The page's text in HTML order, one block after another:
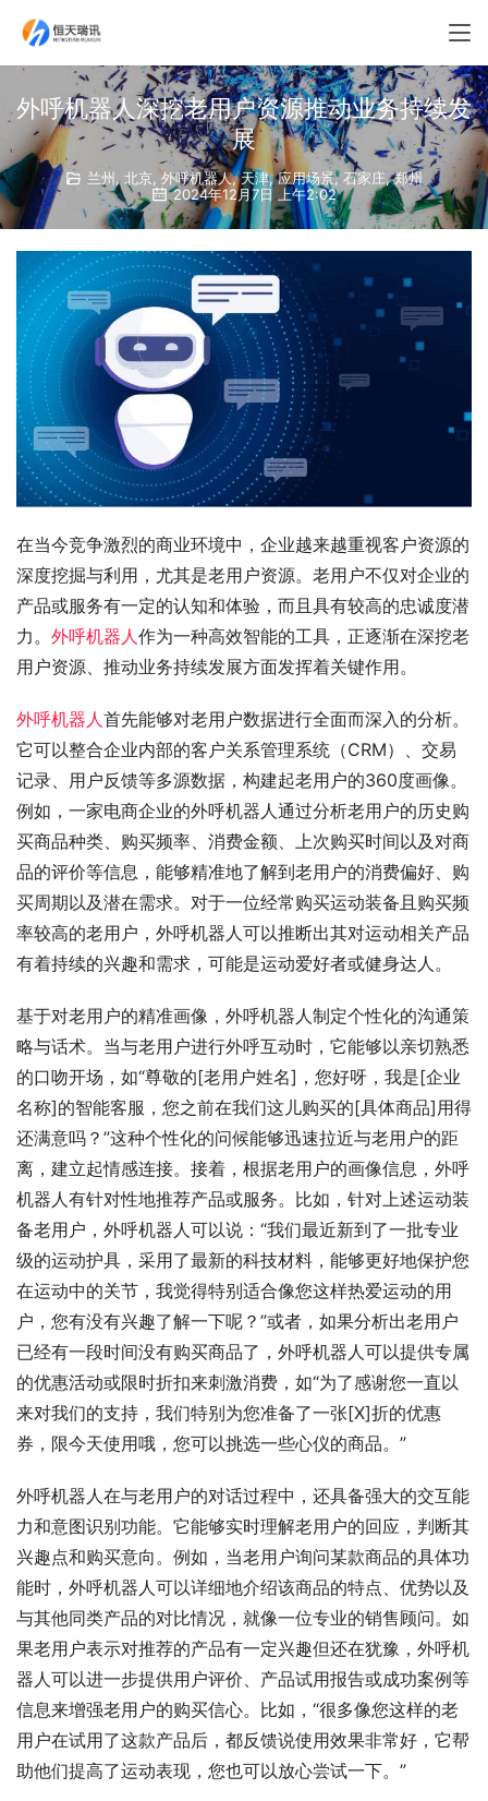
外呼机器人深挖老用户资源推动业务持续发
展
兰州 ,北京 ,外呼机器人,天津,应用场景,石家庄,郑州
2024年12月7日 上午2:02
在当今竞争激烈的商业环境中，企业越来越重视客户资源的
深度挖掘与利用，尤其是老用户资源。老用户不仅对企业的
产品或服务有一定的认知和体验，而且具有较高的忠诚度潜
力。 外呼机器人作为一种高效智能的工具，正逐渐在深挖老
用户资源、推动业务持续发展方面发挥着关键作用。
外呼机器人首先能够对老用户数据进行全面而深入的分析。
它可以整合企业内部的客户关系管理系统（CRM）、交易
记录、用户反馈等多源数据，构建起老用户的360度画像。
例如，一家电商企业的外呼机器人通过分析老用户的历史购
买商品种类、购买频率、消费金额、上次购买时间以及对商
品的评价等信息，能够精准地了解到老用户的消费偏好、购
买周期以及潜在需求。对于一位经常购买运动装备且购买频
率较高的老用户，外呼机器人可以推断出其对运动相关产品
有着持续的兴趣和需求，可能是运动爱好者或健身达人。
基于对老用户的精准画像，外呼机器人制定个性化的沟通策
略与话术。当与老用户进行外呼互动时，它能够以亲切熟悉
的口吻开场，如“尊敬的[老用户姓名]，您好呀，我是[企业
名称]的智能客服，您之前在我们这儿购买的[具体商品]用得
还满意吗？”这种个性化的问候能够迅速拉近与老用户的距
离，建立起情感连接。接着，根据老用户的画像信息，外呼
机器人有针对性地推荐产品或服务。比如，针对上述运动装
备老用户，外呼机器人可以说：“我们最近新到了一批专业
级的运动护具，采用了最新的科技材料，能够更好地保护您
在运动中的关节，我觉得特别适合像您这样热爱运动的用
户，您有没有兴趣了解一下呢？”或者，如果分析出老用户
已经有一段时间没有购买商品了，外呼机器人可以提供专属
的优惠活动或限时折扣来刺激消费，如“为了感谢您一直以
来对我们的支持，我们特别为您准备了一张[X]折的优惠
券，限今天使用哦，您可以挑选一些心仪的商品。”
外呼机器人在与老用户的对话过程中，还具备强大的交互能
力和意图识别功能。它能够实时理解老用户的回应，判断其
兴趣点和购买意向。例如，当老用户询问某款商品的具体功
能时，外呼机器人可以详细地介绍该商品的特点、优势以及
与其他同类产品的对比情况，就像一位专业的销售顾问。如
果老用户表示对推荐的产品有一定兴趣但还在犹豫，外呼机
器人可以进一步提供用户评价、产品试用报告或成功案例等
信息来增强老用户的购买信心。比如，“很多像您这样的老
用户在试用了这款产品后，都反馈说使用效果非常好，它帮
助他们提高了运动表现，您也可以放心尝试一下。”